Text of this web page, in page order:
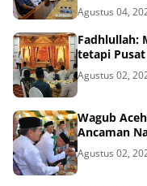
Agustus 04,
Fadhlullah:
tetapi
Agustus 02,
Wagub
Ancaman
Agustus 02,